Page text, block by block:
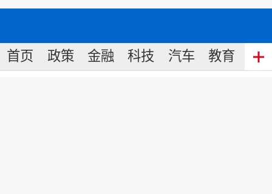
首页 政策 金融 科技 汽车 教育 食